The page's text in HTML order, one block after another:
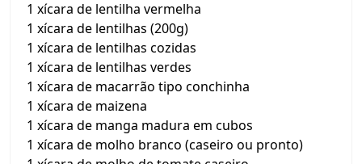
1 xícara de lentilha vermelha
1 xícara de lentilhas (200g)
1 xícara de lentilhas cozidas
1 xícara de lentilhas verdes
1 xícara de macarrão tipo conchinha
1 xícara de maizena
1 xícara de manga madura em cubos
1 xícara de molho branco (caseiro ou pronto)